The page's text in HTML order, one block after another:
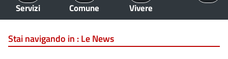
Servizi Comune Vivere
Stai navigando in :Le News